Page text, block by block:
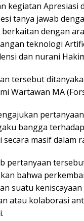
kegiatan Apresiasi
tanya jawab
dengan
teknologi
dan nurani
tersebut
Wartawan MA
bangga
masif dalam
pertanyaan
bahwa
suatu
atau kolaborasi